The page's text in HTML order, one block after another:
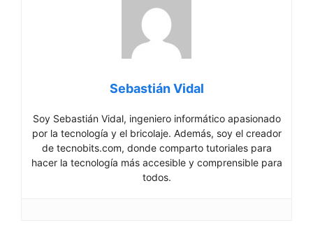
Sebastián Vidal
Soy Sebastián Vidal, ingeniero informático apasionado
por la tecnología y el bricolaje. Además, soy el creador
de tecnobits.com, donde comparto tutoriales para
hacer la tecnología más accesible y comprensible para
todos.